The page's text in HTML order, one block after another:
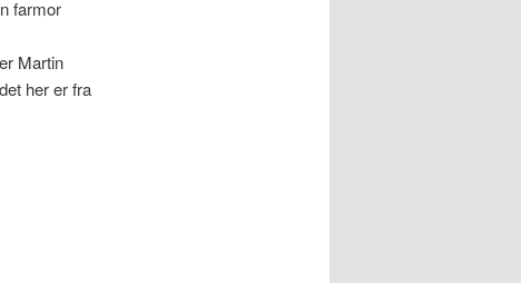
farmor
Martin
her er fra